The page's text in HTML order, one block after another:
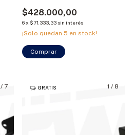
$428.000,00
6x $71.333,33 sin interés
¡Solo quedan 5 en stock!
Comprar
/ 7 1 / 8
GRATIS